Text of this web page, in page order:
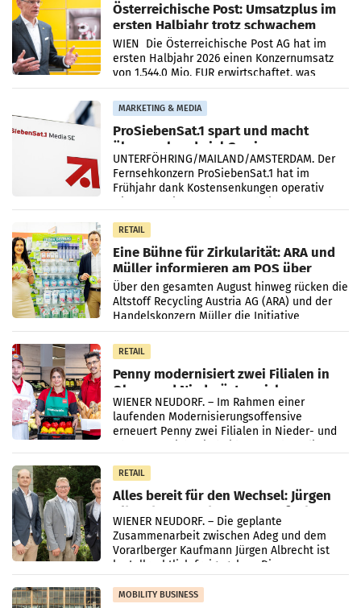
Österreichische Post: Umsatzplus im
ersten Halbjahr trotz schwachem
Briefgeschäft
WIEN Die Österreichische Post AG hat im
ersten Halbjahr 2026 einen Konzernumsatz
von 1.544,0 Mio. EUR erwirtschaftet, was
einem Plus von 3,8 Prozent gegenüber dem
Vergleichszeitraum
MARKETING & MEDIA
ProSiebenSat.1 spart und macht
überraschend viel Gewinn
UNTERFÖHRING/MAILAND/AMSTERDAM. Der
Fernsehkonzern ProSiebenSat.1 hat im
Frühjahr dank Kostensenkungen operativ
RETAIL
Eine Bühne für Zirkularität: ARA und
Müller informieren am POS über
Kreislauffähigkeit
Über den gesamten August hinweg rücken die
Altstoff Recycling Austria AG (ARA) und der
Handelskonzern Müller die Initiative
„Kreislauf-Helden“ in allen österreichischen
Müller-Filialen
RETAIL
Penny modernisiert zwei Filialen in
Ober- und Niederösterreich
WIENER NEUDORF. – Im Rahmen einer
laufenden Modernisierungsoffensive
erneuert Penny zwei Filialen in Nieder- und
RETAIL
Alles bereit für den Wechsel: Jürgen
Albrecht setzt ab 1.1.2027 auf Adeg
WIENER NEUDORF. – Die geplante
Zusammenarbeit zwischen Adeg und dem
Vorarlberger Kaufmann Jürgen Albrecht ist
kartellrechtlich freigegeben: Die
Bundeswettbewerbsbehörde und der
Bundeskartellanwalt
MOBILITY BUSINESS